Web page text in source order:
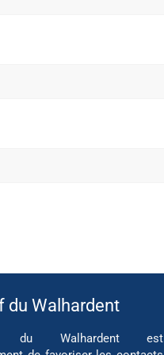
du Walhardent
du Walhardent est